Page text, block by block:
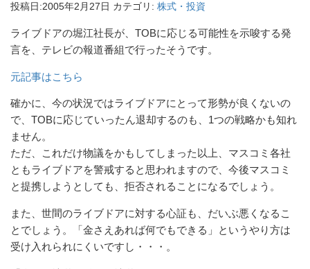
投稿日:2005年2月27日 カテゴリ: 株式・投資
ライブドアの堀江社長が、TOBに応じる可能性を示唆する発
言を、テレビの報道番組で行ったそうです。
元記事はこちら
確かに、今の状況ではライブドアにとって形勢が良くないの
で、TOBに応じていったん退却するのも、1つの戦略かも知れ
ません。
ただ、これだけ物議をかもしてしまった以上、マスコミ各社
ともライブドアを警戒すると思われますので、今後マスコミ
と提携しようとしても、拒否されることになるでしょう。
また、世間のライブドアに対する心証も、だいぶ悪くなるこ
とでしょう。「金さえあれば何でもできる」というやり方は
受け入れられにくいですし・・・。